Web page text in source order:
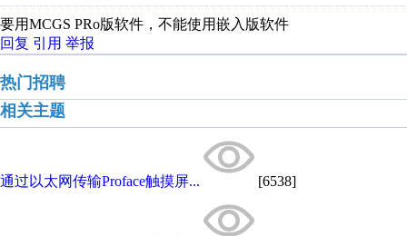
要用MCGS PRo版软件，不能使用嵌入版软件
回复 引用 举报
热门招聘
相关主题
通过以太网传输Proface触摸屏... [6538]